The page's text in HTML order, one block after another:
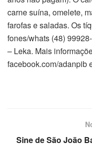
carne suína, omelete,
farofas e saladas. Os
fones/whats (48)
– Leka. Mais
facebook.com/adanpib
Sine de São João